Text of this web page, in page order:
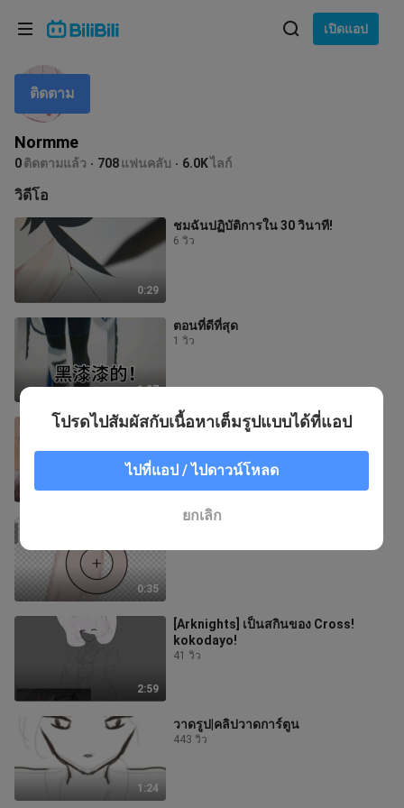
เปิดแอป
Normme
0ติดตามแล้ว 708แฟนคลับ 6.0Kไลก์
ติดตาม
วิดีโอ
0:29
ชมฉันปฏิบัติการใน 30 วินาที!
6 วิว
1:07
ตอนที่ดีที่สุด
1 วิว
0:30
คุณกีวี
0:35
การสร้างอวตารเป็นครั้งแรก
2:59
[Arknights] เป็นสกินของ Cross!
kokodayo!
41 วิว
1:24
วาดรูป|คลิปวาดการ์ตูน
443 วิว
ภาษา: ภาษาไทย
ข้าสู่
ะบบ
เลือกภาษา
English
ภาษาไทย
Tiếng Việt
Bahasa Melayu
โปรดไปสัมผัสกับเนื้อหาเต็มรูปแบบได้ที่แอป
ไปที่แอป / ไปดาวน์โหลด
ยกเลิก